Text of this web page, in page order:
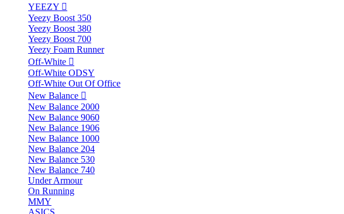
YEEZY
Yeezy Boost 350
Yeezy Boost 380
Yeezy Boost 700
Yeezy Foam Runner
Off-White
Off-White ODSY
Off-White Out Of Office
New Balance
New Balance 2000
New Balance 9060
New Balance 1906
New Balance 1000
New Balance 204
New Balance 530
New Balance 740
Under Armour
On Running
MMY
ASICS